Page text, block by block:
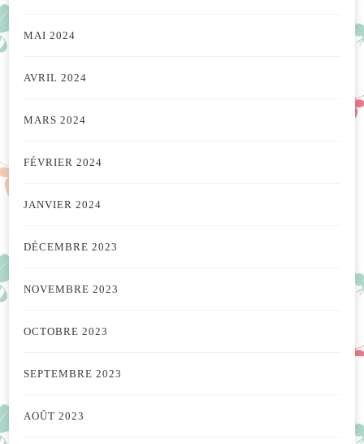
MAI 2024
AVRIL 2024
MARS 2024
FÉVRIER 2024
JANVIER 2024
DÉCEMBRE 2023
NOVEMBRE 2023
OCTOBRE 2023
SEPTEMBRE 2023
AOÛT 2023